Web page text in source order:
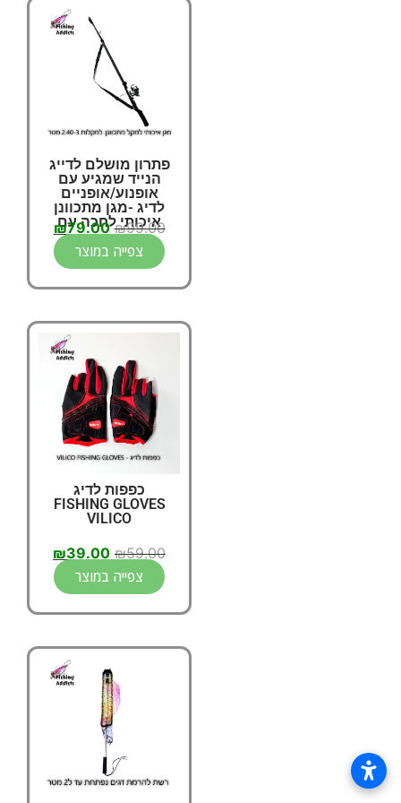
פתרון מושלם לדייג
הנייד שמגיע עם
אופנוע/אופניים
לדיג -מגן מתכוונן
איכותי לחכה עם
ראש קשיח
₪99.00
₪79.00
צפייה במוצר
כפפות לדיג
FISHING GLOVES
VILICO
₪59.00
₪39.00
צפייה במוצר